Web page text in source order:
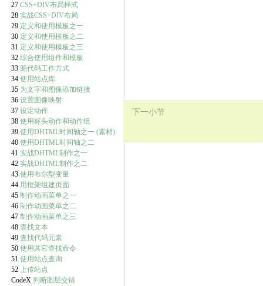
27 CSS+DIV布局样式
28 实战CSS+DIV布局
29 定义和使用模板之一
30 定义和使用模板之二
31 定义和使用模板之三
32 综合使用组件和模板
33 源代码工作方式
34 使用站点库
35 为文字和图像添加链接
36 设置图像映射
37 设定动作
38 使用标头动作和动作组
39 使用DHTML时间轴之一 (素材)
40 使用DHTML时间轴之二
41 实战DHTML制作之一
42 实战DHTML制作之二
43 使用布尔型变量
44 用框架组建页面
45 制作动画菜单之一
46 制作动画菜单之二
47 制作动画菜单之三
48 查找文本
49 查找代码元素
50 使用其它查找命令
51 使用站点查询
52 上传站点
CodeX 判断图层交错
下一小节